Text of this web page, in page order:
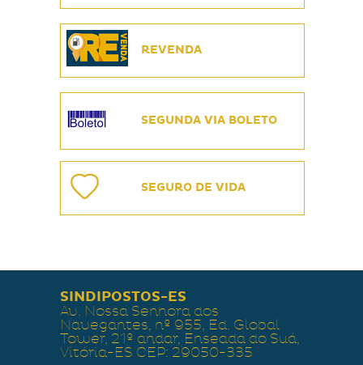
REVENDA
SEGUNDA VIA BOLETO
SEGURO DE VIDA
SINDIPOSTOS-ES
Av. Nossa Senhora dos
Navegantes, nº 955, Ed. Global
Tower, 21º andar, Enseada do Suá,
Vitória-ES CEP: 29050-335